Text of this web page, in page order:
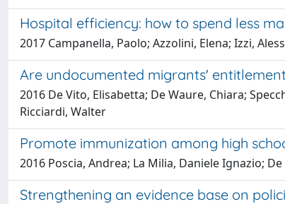
Hospital efficiency: how to spend less
2017 Campanella, Paolo; Azzolini, Elena; Izzi,
Are undocumented migrants'
2016 De Vito, Elisabetta; De Waure, Chiara;
Ricciardi, Walter
Promote immunization among high
2016 Poscia, Andrea; La Milia, Daniele Ignazio;
Strengthening an evidence base on